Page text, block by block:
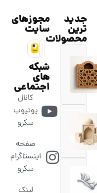
جدید
ترین
محصولات
مجوزهای
سایت
شبکه
های
اجتماعی
کانال
یوتیوب
سکرو
صفحه
اینستاگرام
سکرو
لینک